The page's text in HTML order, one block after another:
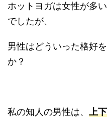
ホットヨガは女性が多
でしたが、
男性はどういった格好
か？
私の知人の男性は、 上